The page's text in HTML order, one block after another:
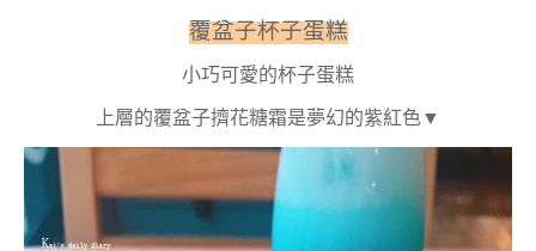
覆盆子杯子蛋糕
小巧可愛的杯子蛋糕
上層的覆盆子擠花糖霜是夢幻的紫紅色▼